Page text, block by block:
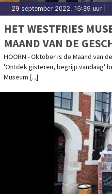
29 september 2022, 16:39 uur
HET WESTFRIES
MAAND VAN DE
HOORN - Oktober is de Maand van
'Ontdek gisteren, begrijp vandaag'
Museum [...]